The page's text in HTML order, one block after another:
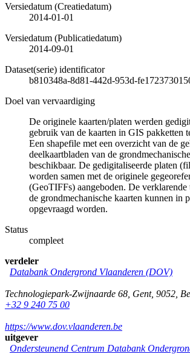
Versiedatum (Creatiedatum)
2014-01-01
Versiedatum (Publicatiedatum)
2014-09-01
Dataset(serie) identificator
b810348a-8d81-442d-953d-
Doel van vervaardiging
De originele kaarten/platen werden
gebruik van de kaarten in GIS pakketten
Een shapefile met een overzicht van de
deelkaartbladen van de
beschikbaar. De gedigitaliseerde platen
worden samen met de originele
(GeoTIFFs) aangeboden. De verklarende
de grondmechanische kaarten kunnen in
opgevraagd worden.
Status
compleet
verdeler
Databank Ondergrond Vlaanderen (DOV)
Technologiepark-Zwijnaarde 68 Gent, 9052
+32 9 240 75 00
https://www.dov.vlaanderen.be
uitgever
Ondersteunend Centrum Databank